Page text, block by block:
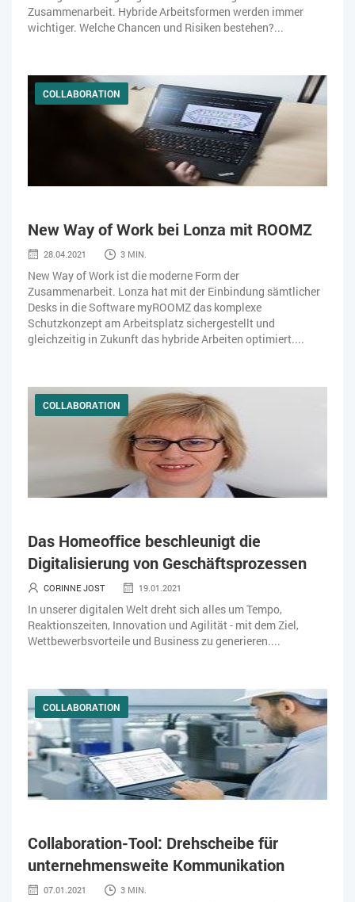
Zusammenarbeit. Hybride Arbeitsformen werden immer
wichtiger. Welche Chancen und Risiken bestehen?...
COLLABORATION
New Way of Work bei Lonza mit ROOMZ
28.04.2021 3 MIN.
New Way of Work ist die moderne Form der
Zusammenarbeit. Lonza hat mit der Einbindung sämtlicher
Desks in die Software myROOMZ das komplexe
Schutzkonzept am Arbeitsplatz sichergestellt und
gleichzeitig in Zukunft das hybride Arbeiten optimiert....
COLLABORATION
Das Homeoffice beschleunigt die
Digitalisierung von Geschäftsprozessen
CORINNE JOST 19.01.2021
In unserer digitalen Welt dreht sich alles um Tempo,
Reaktionszeiten, Innovation und Agilität - mit dem Ziel,
Wettbewerbsvorteile und Business zu generieren....
COLLABORATION
Collaboration-Tool: Drehscheibe für
unternehmensweite Kommunikation
07.01.2021 3 MIN.